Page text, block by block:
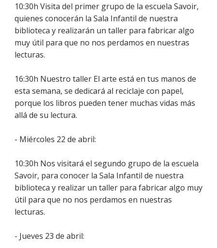
10:30h Visita del primer grupo de la escuela Savoir,
quienes conocerán la Sala Infantil de nuestra
biblioteca y realizarán un taller para fabricar algo
muy útil para que no nos perdamos en nuestras
lecturas.
16:30h Nuestro taller El arte está en tus manos de
esta semana, se dedicará al reciclaje con papel,
porque los libros pueden tener muchas vidas más
allá de su lectura.
- Miércoles 22 de abril:
10:30h Nos visitará el segundo grupo de la escuela
Savoir, para conocer la Sala Infantil de nuestra
biblioteca y realizar un taller para fabricar algo muy
útil para que no nos perdamos en nuestras
lecturas.
- Jueves 23 de abril: